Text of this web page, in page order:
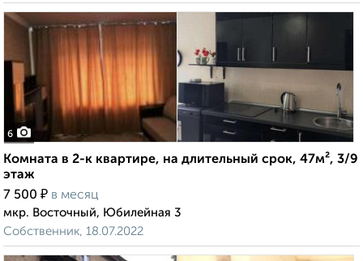
6
Комната в 2-к квартире, на длительный срок, 47м², 3/9
этаж
7 500 ₽ в месяц
мкр. Восточный, Юбилейная 3
Собственник, 18.07.2022